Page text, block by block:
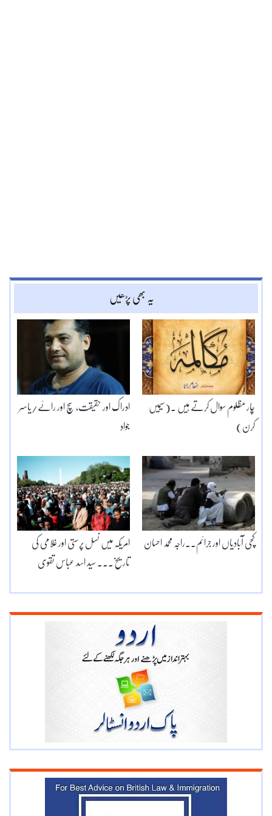
یہ بھی پڑھیں
ادراک اور حقیقت، سچ اور رائے/یاسر
جواد
چار مظلوم سوال کرتے ہیں ۔(سیمیں
کرن)
امریکہ میں نسل پرستی اور غلامی کی
تاریخ۔۔۔ سید اسد عباس تقوی
کچی آبادیاں اور جرائم۔۔راجہ محمد احسان